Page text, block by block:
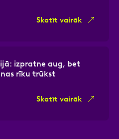
Skatīt vairāk
izpratne aug, bet
rīku trūkst
Skatīt vairāk